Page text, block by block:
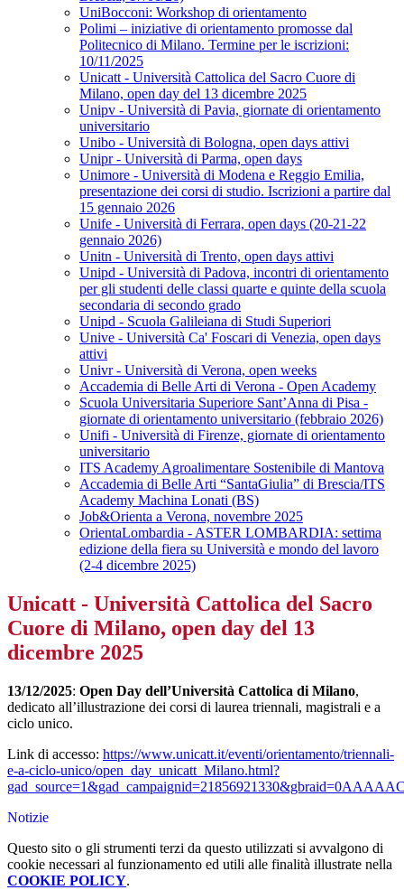
UniBocconi: Workshop di orientamento
Polimi – iniziative di orientamento promosse dal
Politecnico di Milano. Termine per le iscrizioni:
10/11/2025
Unicatt - Università Cattolica del Sacro Cuore di
Milano, open day del 13 dicembre 2025
Unipv - Università di Pavia, giornate di orientamento
universitario
Unibo - Università di Bologna, open days attivi
Unipr - Università di Parma, open days
Unimore - Università di Modena e Reggio Emilia,
presentazione dei corsi di studio. Iscrizioni a partire dal
15 gennaio 2026
Unife - Università di Ferrara, open days (20-21-22
gennaio 2026)
Unitn - Università di Trento, open days attivi
Unipd - Università di Padova, incontri di orientamento
per gli studenti delle classi quarte e quinte della scuola
secondaria di secondo grado
Unipd - Scuola Galileiana di Studi Superiori
Unive - Università Ca' Foscari di Venezia, open days
attivi
Univr - Università di Verona, open weeks
Accademia di Belle Arti di Verona - Open Academy
Scuola Universitaria Superiore Sant’Anna di Pisa -
giornate di orientamento universitario (febbraio 2026)
Unifi - Università di Firenze, giornate di orientamento
universitario
ITS Academy Agroalimentare Sostenibile di Mantova
Accademia di Belle Arti “SantaGiulia” di Brescia/ITS
Academy Machina Lonati (BS)
Job&Orienta a Verona, novembre 2025
OrientaLombardia - ASTER LOMBARDIA: settima
edizione della fiera su Università e mondo del lavoro
(2-4 dicembre 2025)
Unicatt - Università Cattolica del Sacro
Cuore di Milano, open day del 13
dicembre 2025
13/12/2025: Open Day dell’Università Cattolica di Milano,
dedicato all’illustrazione dei corsi di laurea triennali, magistrali e a
ciclo unico.
Link di accesso: https://www.unicatt.it/eventi/orientamento/triennali-
e-a-ciclo-unico/open_day_unicatt_Milano.html?
Notizie
Questo sito o gli strumenti terzi da questo utilizzati si avvalgono di
cookie necessari al funzionamento ed utili alle finalità illustrate nella
COOKIE POLICY.